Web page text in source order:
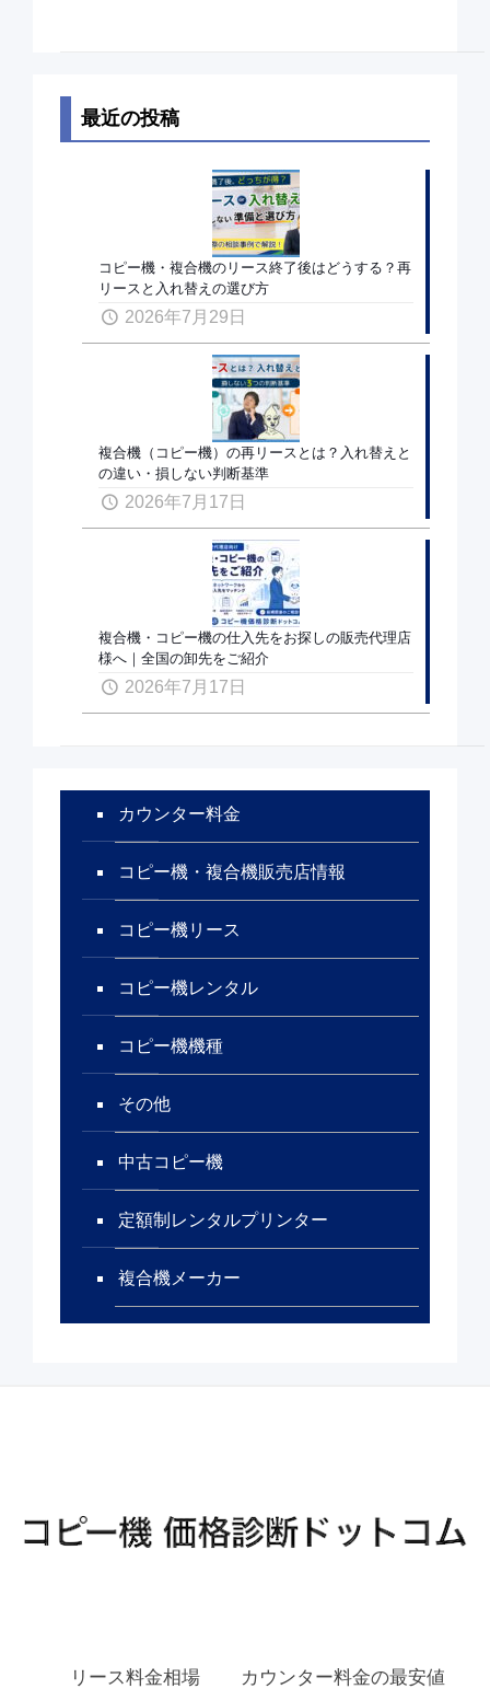
最近の投稿
コピー機・複合機のリース終了後はどうする？再
リースと入れ替えの選び方
2026年7月29日
複合機（コピー機）の再リースとは？入れ替えと
の違い・損しない判断基準
2026年7月17日
複合機・コピー機の仕入先をお探しの販売代理店
様へ｜全国の卸先をご紹介
2026年7月17日
カウンター料金
コピー機・複合機販売店情報
コピー機リース
コピー機レンタル
コピー機機種
その他
中古コピー機
定額制レンタルプリンター
複合機メーカー
リース料金相場 カウンター料金の最安値